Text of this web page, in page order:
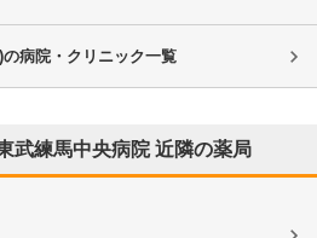
病院・クリニック一覧
武練馬中央病院近隣の薬局